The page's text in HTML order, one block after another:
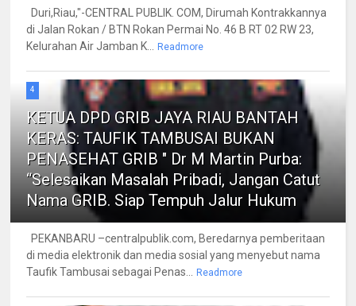
Duri,Riau,"-CENTRAL PUBLIK. COM, Dirumah Kontrakkannya
di Jalan Rokan / BTN Rokan Permai No. 46 B RT 02 RW 23,
Kelurahan Air Jamban K...
Readmore
4
KETUA DPD GRIB JAYA RIAU BANTAH
KERAS: TAUFIK TAMBUSAI BUKAN
PENASEHAT GRIB " Dr M Martin Purba:
“Selesaikan Masalah Pribadi, Jangan Catut
Nama GRIB. Siap Tempuh Jalur Hukum
PEKANBARU –centralpublik.com, Beredarnya pemberitaan
di media elektronik dan media sosial yang menyebut nama
Taufik Tambusai sebagai Penas...
Readmore